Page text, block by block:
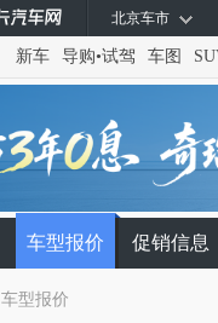
北京车市
新车 导购•试驾 车图
车型报价 促销信息
车型报价